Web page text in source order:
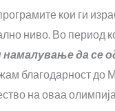
кои ги
ниво. Во период
намалување да се
благодарност до
на оваа